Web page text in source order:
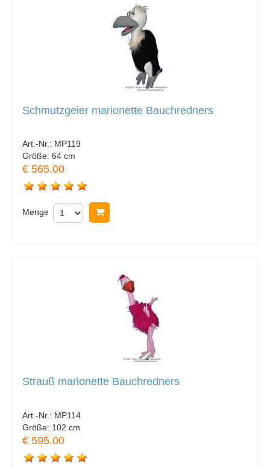
Schmutzgeier marionette Bauchredners
Art.-Nr.: MP119
Größe: 64 cm
€ 565.00
Menge
Strauß marionette Bauchredners
Art.-Nr.: MP114
Größe: 102 cm
€ 595.00